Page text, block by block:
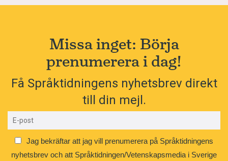
Missa inget: Börja
prenumerera i dag!
Få Språktidningens nyhetsbrev direkt
till din mejl.
Jag bekräftar att jag vill prenumerera på Språktidningens
nyhetsbrev och att Språktidningen/Vetenskapsmedia i Sverige